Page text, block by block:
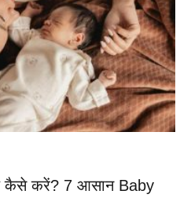
कैसे करें? 7 आसान Baby